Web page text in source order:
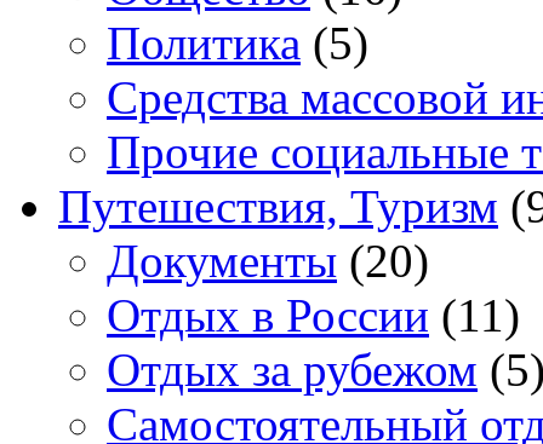
Политика (5)
Средства массовой
Прочие социальные
Путешествия, Туризм
Документы (20)
Отдых в России (11)
Отдых за рубежом
Самостоятельный